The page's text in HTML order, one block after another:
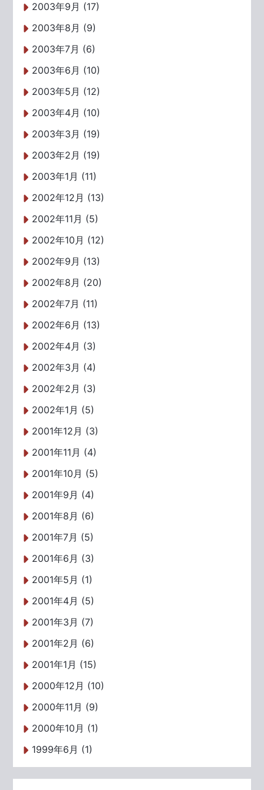
2003年9月 (17)
2003年8月 (9)
2003年7月 (6)
2003年6月 (10)
2003年5月 (12)
2003年4月 (10)
2003年3月 (19)
2003年2月 (19)
2003年1月 (11)
2002年12月 (13)
2002年11月 (5)
2002年10月 (12)
2002年9月 (13)
2002年8月 (20)
2002年7月 (11)
2002年6月 (13)
2002年4月 (3)
2002年3月 (4)
2002年2月 (3)
2002年1月 (5)
2001年12月 (3)
2001年11月 (4)
2001年10月 (5)
2001年9月 (4)
2001年8月 (6)
2001年7月 (5)
2001年6月 (3)
2001年5月 (1)
2001年4月 (5)
2001年3月 (7)
2001年2月 (6)
2001年1月 (15)
2000年12月 (10)
2000年11月 (9)
2000年10月 (1)
1999年6月 (1)